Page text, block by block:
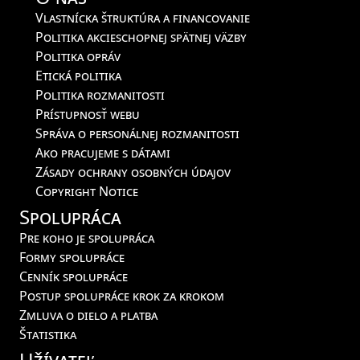
Vlastnícka štruktúra a financovanie
Politika akcieschopnej spätnej väzby
Politika opráv
Etická politika
Politika rozmanitosti
Prístupnosť webu
Správa o personálnej rozmanitosti
Ako pracujeme s dátami
Zásady ochrany osobných údajov
Copyright Notice
Spolupráca
Pre koho je spolupráca
Formy spolupráce
Cenník spolupráce
Postup spolupráce krok za krokom
Zmluva o dielo a platba
Štatistika